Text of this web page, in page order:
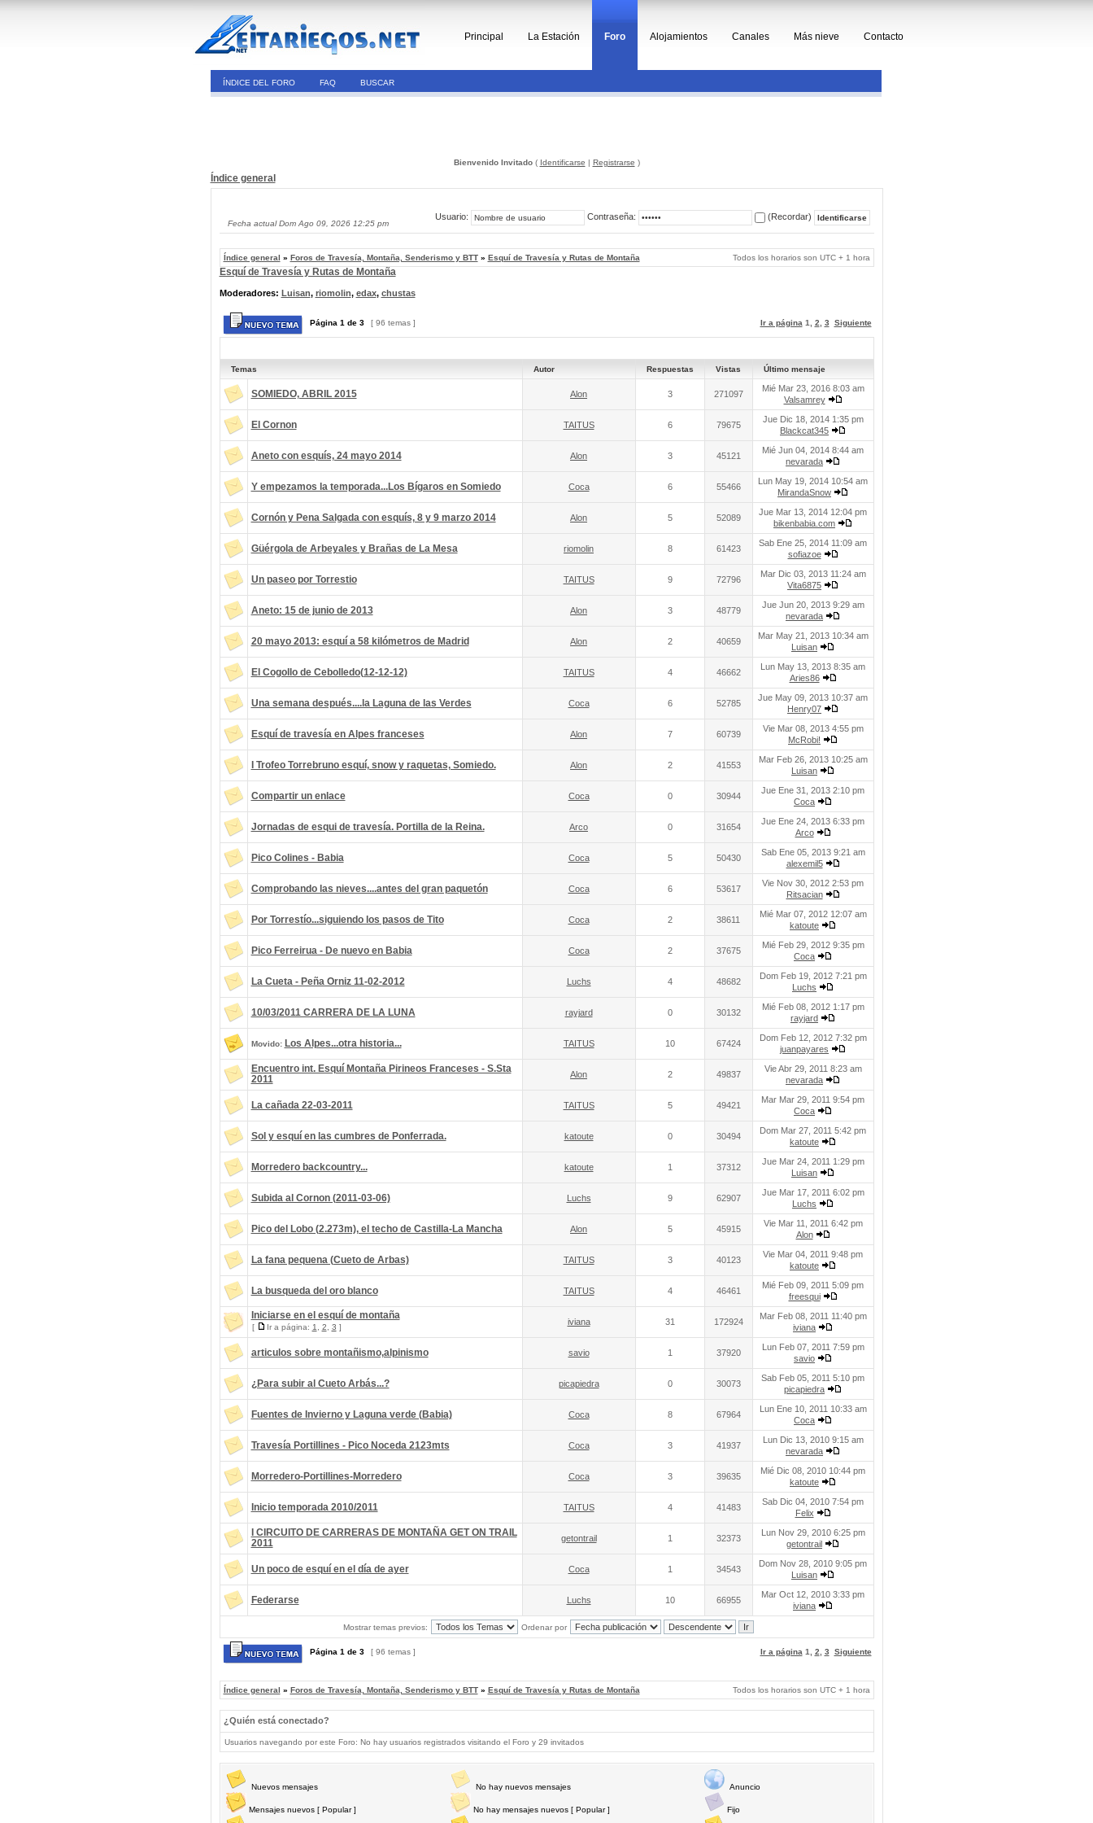
Principal La Estación Foro Alojamientos Canales Más nieve Contacto
ÍNDICE DEL FORO FAQ BUSCAR
Bienvenido Invitado( Identificarse | Registrarse )
Índice general
Fecha actual Dom Ago 09, 2026 12:25 pm
Usuario: Contraseña: (Recordar)
Índice general » Foros de Travesía, Montaña, Senderismo y BTT» Esquí de Travesía y Rutas de Montaña Todos los horarios son UTC + 1 hora
Esquí de Travesía y Rutas de Montaña
Moderadores: Luisan, riomolin, edax, chustas
Página 1 de 3 [ 96 temas ] Ir a página 1 2 3 Siguiente
Temas Autor Respuestas Vistas Último mensaje
SOMIEDO, ABRIL 2015 Alon 3 271097
Mié Mar 23, 2016 8:03 am
Valsamrey
El Cornon TAITUS 6 79675
Jue Dic 18, 2014 1:35 pm
Blackcat345
Aneto con esquís, 24 mayo 2014 Alon 3 45121
Mié Jun 04, 2014 8:44 am
nevarada
Y empezamos la temporada...Los Bígaros en Somiedo Coca 6 55466
Lun May 19, 2014 10:54 am
MirandaSnow
Cornón y Pena Salgada con esquís, 8 y 9 marzo 2014 Alon 5 52089
Jue Mar 13, 2014 12:04 pm
bikenbabia.com
Güérgola de Arbeyales y Brañas de La Mesa riomolin 8 61423
Sab Ene 25, 2014 11:09 am
sofiazoe
Un paseo por Torrestio TAITUS 9 72796
Mar Dic 03, 2013 11:24 am
Vita6875
Aneto: 15 de junio de 2013 Alon 3 48779
Jue Jun 20, 2013 9:29 am
nevarada
20 mayo 2013: esquí a 58 kilómetros de Madrid Alon 2 40659
Mar May 21, 2013 10:34 am
Luisan
El Cogollo de Cebolledo(12-12-12) TAITUS 4 46662
Lun May 13, 2013 8:35 am
Aries86
Una semana después....la Laguna de las Verdes Coca 6 52785
Jue May 09, 2013 10:37 am
Henry07
Esquí de travesía en Alpes franceses Alon 7 60739
Vie Mar 08, 2013 4:55 pm
McRobi!
I Trofeo Torrebruno esquí, snow y raquetas, Somiedo. Alon 2 41553
Mar Feb 26, 2013 10:25 am
Luisan
Compartir un enlace Coca 0 30944
Jue Ene 31, 2013 2:10 pm
Coca
Jornadas de esqui de travesía. Portilla de la Reina. Arco 0 31654
Jue Ene 24, 2013 6:33 pm
Arco
Pico Colines - Babia Coca 5 50430
Sab Ene 05, 2013 9:21 am
alexemil5
Comprobando las nieves....antes del gran paquetón Coca 6 53617
Vie Nov 30, 2012 2:53 pm
Ritsacian
Por Torrestío...siguiendo los pasos de Tito Coca 2 38611
Mié Mar 07, 2012 12:07 am
katoute
Pico Ferreirua - De nuevo en Babia Coca 2 37675
Mié Feb 29, 2012 9:35 pm
Coca
La Cueta - Peña Orniz 11-02-2012 Luchs 4 48682
Dom Feb 19, 2012 7:21 pm
Luchs
10/03/2011 CARRERA DE LA LUNA rayjard 0 30132
Mié Feb 08, 2012 1:17 pm
rayjard
Movido: Los Alpes...otra historia... TAITUS 10 67424
Dom Feb 12, 2012 7:32 pm
juanpayares
Encuentro int. Esquí Montaña Pirineos Franceses - S.Sta
2011
Alon 2 49837
Vie Abr 29, 2011 8:23 am
nevarada
La cañada 22-03-2011 TAITUS 5 49421
Mar Mar 29, 2011 9:54 pm
Coca
Sol y esquí en las cumbres de Ponferrada. katoute 0 30494
Dom Mar 27, 2011 5:42 pm
katoute
Morredero backcountry... katoute 1 37312
Jue Mar 24, 2011 1:29 pm
Luisan
Subida al Cornon (2011-03-06) Luchs 9 62907
Jue Mar 17, 2011 6:02 pm
Luchs
Pico del Lobo (2.273m), el techo de Castilla-La Mancha Alon 5 45915
Vie Mar 11, 2011 6:42 pm
Alon
La fana pequena (Cueto de Arbas) TAITUS 3 40123
Vie Mar 04, 2011 9:48 pm
katoute
La busqueda del oro blanco TAITUS 4 46461
Mié Feb 09, 2011 5:09 pm
freesqui
Iniciarse en el esquí de montaña
[ Ir a página: 1 2 3 ]
iviana 31 172924
Mar Feb 08, 2011 11:40 pm
iviana
articulos sobre montañismo,alpinismo savio 1 37920
Lun Feb 07, 2011 7:59 pm
savio
¿Para subir al Cueto Arbás...? picapiedra 0 30073
Sab Feb 05, 2011 5:10 pm
picapiedra
Fuentes de Invierno y Laguna verde (Babia) Coca 8 67964
Lun Ene 10, 2011 10:33 am
Coca
Travesía Portillines - Pico Noceda 2123mts Coca 3 41937
Lun Dic 13, 2010 9:15 am
nevarada
Morredero-Portillines-Morredero Coca 3 39635
Mié Dic 08, 2010 10:44 pm
katoute
Inicio temporada 2010/2011 TAITUS 4 41483
Sab Dic 04, 2010 7:54 pm
Felix
I CIRCUITO DE CARRERAS DE MONTAÑA GET ON TRAIL
2011
getontrail 1 32373
Lun Nov 29, 2010 6:25 pm
getontrail
Un poco de esquí en el día de ayer Coca 1 34543
Dom Nov 28, 2010 9:05 pm
Luisan
Federarse Luchs 10 66955
Mar Oct 12, 2010 3:33 pm
iviana
Mostrar temas previos: Ordenar por
Página 1 de 3 [ 96 temas ] Ir a página 1 2 3 Siguiente
Índice general » Foros de Travesía, Montaña, Senderismo y BTT» Esquí de Travesía y Rutas de Montaña Todos los horarios son UTC + 1 hora
¿Quién está conectado?
Usuarios navegando por este Foro: No hay usuarios registrados visitando el Foro y 29 invitados
Nuevos mensajes
Mensajes nuevos [ Popular ]
No hay nuevos mensajes
No hay mensajes nuevos [ Popular ]
Anuncio
Fijo